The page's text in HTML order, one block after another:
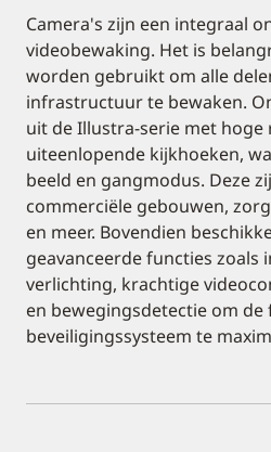
Camera's zijn een integraal
videobewaking. Het is
worden gebruikt om alle
infrastructuur te bewaken.
uit de Illustra-serie met hoge
uiteenlopende kijkhoeken,
beeld en gangmodus. Deze
commerciële gebouwen,
en meer. Bovendien
geavanceerde functies zoals
verlichting, krachtige
en bewegingsdetectie om
beveiligingssysteem te